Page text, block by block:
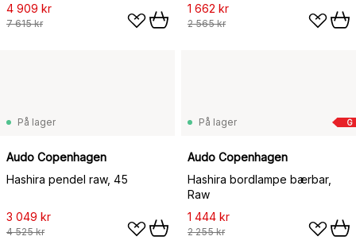
4 909 kr
7 615 kr
1 662 kr
2 565 kr
På lager
Audo Copenhagen
Hashira pendel raw, 45
3 049 kr
4 525 kr
G
På lager
Audo Copenhagen
Hashira bordlampe bærbar,
Raw
1 444 kr
2 255 kr